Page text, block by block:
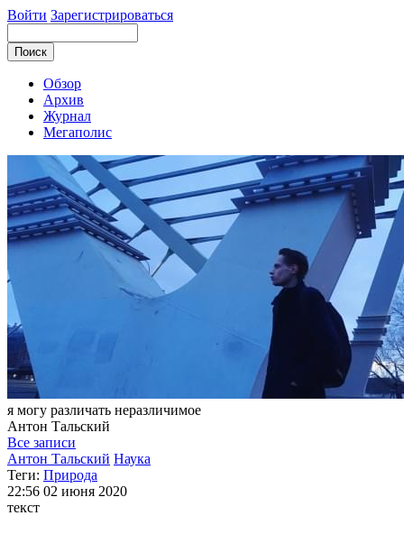
Войти Зарегистрироваться
Обзор
Архив
Журнал
Мегаполис
я могу различать неразличимое
Антон Тальский
Все записи
Антон Тальский Наука
Теги: Природа
22:56 02 июня 2020
текст